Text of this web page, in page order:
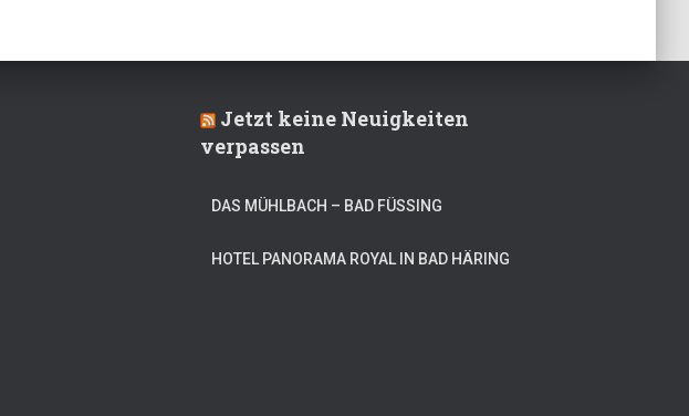
Jetzt keine Neuigkeiten
verpassen
DAS MÜHLBACH – BAD FÜSSING
HOTEL PANORAMA ROYAL IN BAD HÄRING